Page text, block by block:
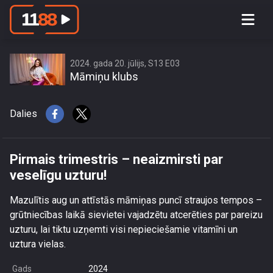
Pirmais trimestris – neaizmirsti par
2024. gada 20. jūlijs, S13 E03
Māmiņu klubs
Dalies
Pirmais trimestris – neaizmirsti par
veselīgu uzturu!
Mazulītis aug un attīstās māmiņas puncī straujos tempos –
grūtniecības laikā sievietei vajadzētu atcerēties par pareizu
uzturu, lai tiktu uzņemti visi nepieciešamie vitamīni un
uztura vielas.
Gads 2024